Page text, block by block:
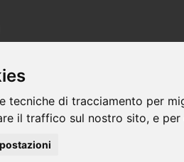
tecniche di tracciamento per
il traffico sul nostro sito, e